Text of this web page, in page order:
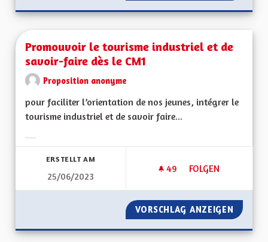
Promouvoir le tourisme industriel et de
savoir-faire dès le CM1
Proposition anonyme
pour faciliter l’orientation de nos jeunes, intégrer le
tourisme industriel et de savoir faire...
ERSTELLT AM
25/06/2023
49 49 FOLLOWER
FOLGEN
PROMOUVOIR LE
VORSCHLAG ANZEIGEN